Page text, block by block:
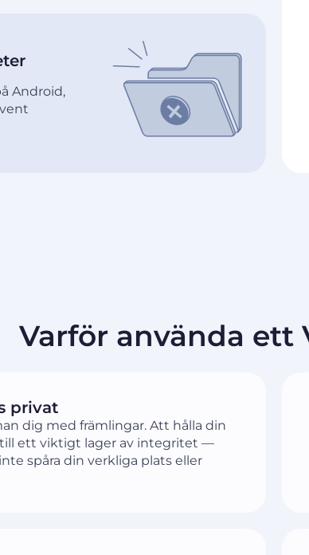
Android,
Varför använda ett
privat
dig med främlingar. Att hålla din
till ett viktigt lager av integritet —
spåra din verkliga plats eller